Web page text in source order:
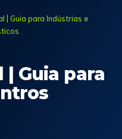
| Guia para Indústrias e
Guia para